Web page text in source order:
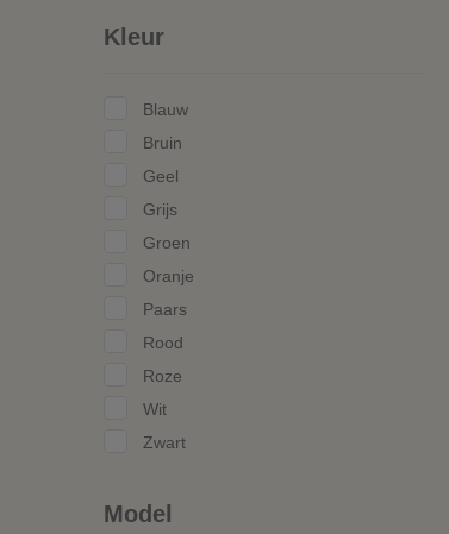
Kleur
Blauw
Bruin
Geel
Grijs
Groen
Oranje
Paars
Rood
Roze
Wit
Zwart
Model